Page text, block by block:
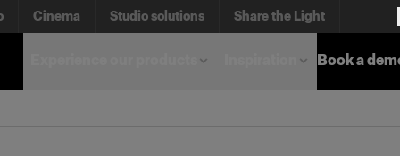
Cinema Studio solutions Share the Light
Book a